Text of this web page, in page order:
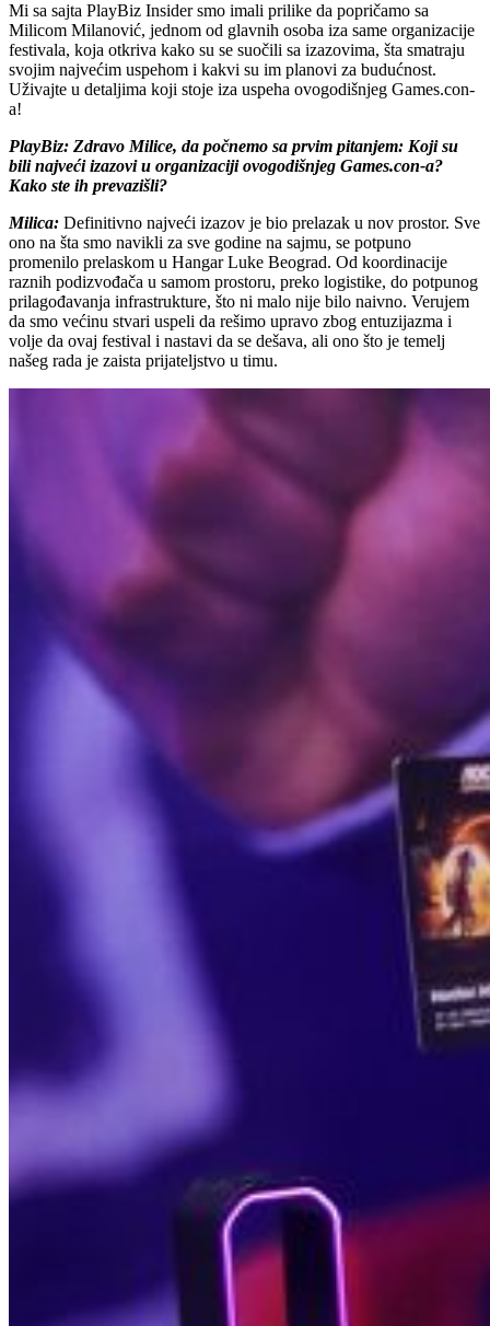
Mi sa sajta PlayBiz Insider smo imali prilike da popričamo sa
Milicom Milanović, jednom od glavnih osoba iza same organizacije
festivala, koja otkriva kako su se suočili sa izazovima, šta smatraju
svojim najvećim uspehom i kakvi su im planovi za budućnost.
Uživajte u detaljima koji stoje iza uspeha ovogodišnjeg Games.con-
a!
PlayBiz: Zdravo Milice, da počnemo sa prvim pitanjem: Koji su
bili najveći izazovi u organizaciji ovogodišnjeg Games.con-a?
Kako ste ih prevazišli?
Milica: Definitivno najveći izazov je bio prelazak u nov prostor. Sve
ono na šta smo navikli za sve godine na sajmu, se potpuno
promenilo prelaskom u Hangar Luke Beograd. Od koordinacije
raznih podizvođača u samom prostoru, preko logistike, do potpunog
prilagođavanja infrastrukture, što ni malo nije bilo naivno. Verujem
da smo većinu stvari uspeli da rešimo upravo zbog entuzijazma i
volje da ovaj festival i nastavi da se dešava, ali ono što je temelj
našeg rada je zaista prijateljstvo u timu.